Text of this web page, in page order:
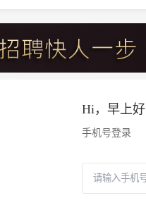
Hi， 早上好
手机号登录